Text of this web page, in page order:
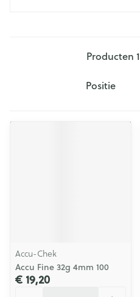
Producten 1
Sorteer op:
Accu-Chek
Accu Fine 32g 4mm 100
€ 19,20